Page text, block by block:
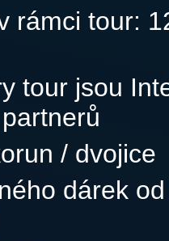
rámci tour:
tour jsou
/ dvojice
dárek